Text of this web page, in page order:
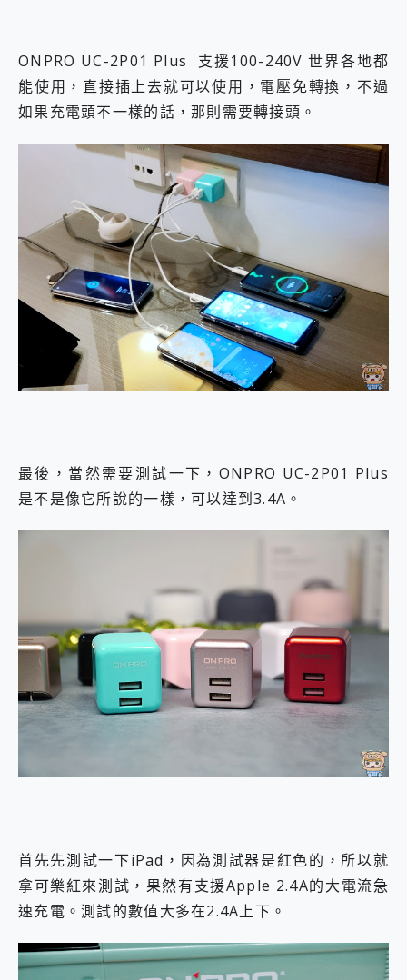
ONPRO UC-2P01 Plus 支援100-240V 世界各地都
能使用，直接插上去就可以使用，電壓免轉換，不過
如果充電頭不一樣的話，那則需要轉接頭。
最後，當然需要測試一下，ONPRO UC-2P01 Plus
是不是像它所說的一樣，可以達到3.4A。
首先先測試一下iPad，因為測試器是紅色的，所以就
拿可樂紅來測試，果然有支援Apple 2.4A的大電流急
速充電。測試的數值大多在2.4A上下。